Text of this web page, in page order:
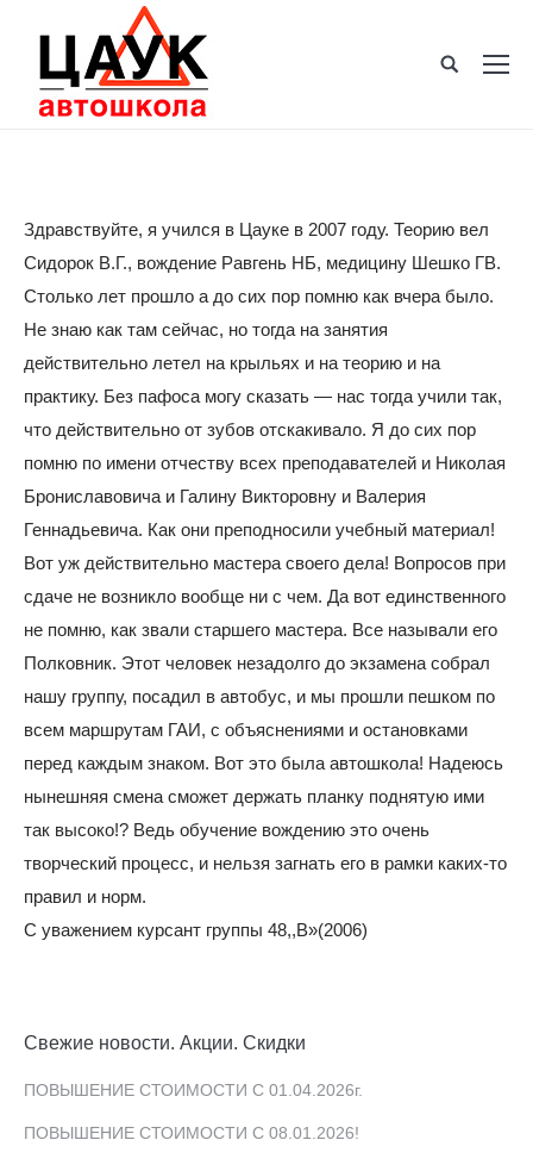
Здравствуйте, я учился в Цауке в 2007 году. Теорию вел
Сидорок В.Г., вождение Равгень НБ, медицину Шешко ГВ.
Столько лет прошло а до сих пор помню как вчера было.
Не знаю как там сейчас, но тогда на занятия
действительно летел на крыльях и на теорию и на
практику. Без пафоса могу сказать — нас тогда учили так,
что действительно от зубов отскакивало. Я до сих пор
помню по имени отчеству всех преподавателей и Николая
Брониславовича и Галину Викторовну и Валерия
Геннадьевича. Как они преподносили учебный материал!
Вот уж действительно мастера своего дела! Вопросов при
сдаче не возникло вообще ни с чем. Да вот единственного
не помню, как звали старшего мастера. Все называли его
Полковник. Этот человек незадолго до экзамена собрал
нашу группу, посадил в автобус, и мы прошли пешком по
всем маршрутам ГАИ, с объяснениями и остановками
перед каждым знаком. Вот это была автошкола! Надеюсь
нынешняя смена сможет держать планку поднятую ими
так высоко!? Ведь обучение вождению это очень
творческий процесс, и нельзя загнать его в рамки каких-то
правил и норм.
С уважением курсант группы 48,,В»(2006)
Свежие новости. Акции. Скидки
ПОВЫШЕНИЕ СТОИМОСТИ С 01.04.2026г.
ПОВЫШЕНИЕ СТОИМОСТИ С 08.01.2026!